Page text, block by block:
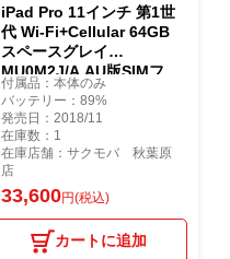
iPad Pro 11インチ 第1世
代 Wi-Fi+Cellular 64GB
スペースグレイ
MU0M2J/A AU版SIMフ
リー au
付属品：本体のみ
バッテリー：89%
発売日：2018/11
在庫数：1
在庫店舗：サクモバ 秋葉原
店
33,600円(税込)
カートに追加